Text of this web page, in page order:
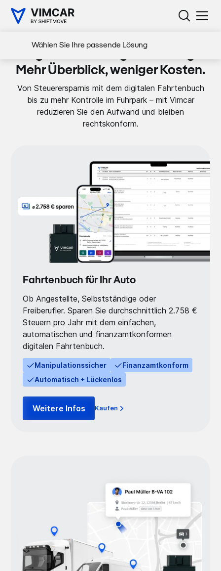
Wählen Sie Ihre passende Lösung
Mehr Überblick, weniger Kosten.
Von Steuerersparnis mit dem digitalen Fahrtenbuch
bis zu mehr Kontrolle im Fuhrpark – mit Vimcar
reduzieren Sie den Aufwand und bleiben
rechtskonform.
Fahrtenbuch für Ihr Auto
Ob Angestellte, Selbstständige oder
Freiberufler. Sparen Sie durchschnittlich 2.758 €
Steuern pro Jahr mit dem einfachen,
automatischen und finanzamtkonformen
digitalen Fahrtenbuch.
Manipulationssicher
Finanzamtkonform
Automatisch + Lückenlos
Weitere Infos Kaufen